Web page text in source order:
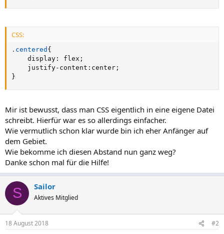
CSS:
.centered {
display : flex ;
justify-content : center ;
}
Mir ist bewusst, dass man CSS eigentlich in eine eigene Datei
schreibt. Hierfür war es so allerdings einfacher.
Wie vermutlich schon klar wurde bin ich eher Anfänger auf
dem Gebiet.
Wie bekomme ich diesen Abstand nun ganz weg?
Danke schon mal für die Hilfe!
S Sailor
Aktives Mitglied
18 August 2018 #2